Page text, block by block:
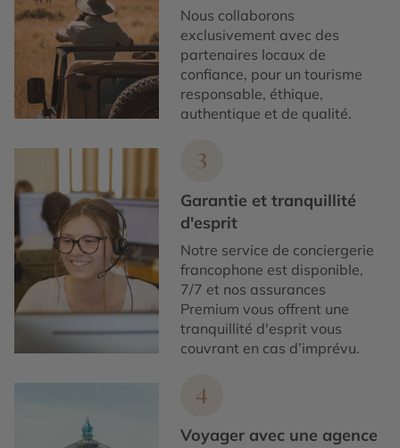
Nous collaborons
exclusivement avec des
partenaires locaux de
confiance, pour un tourisme
responsable, éthique,
authentique et de qualité.
3
Garantie et tranquillité
d'esprit
Notre service de conciergerie
francophone est disponible,
7/7 et nos assurances
Premium vous offrent une
tranquillité d'esprit vous
couvrant en cas d’imprévu.
4
Voyager avec une agence